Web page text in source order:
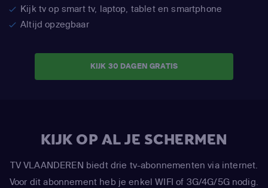
Kijk tv op smart tv, laptop, tablet en smartphone
Altijd opzegbaar
KIJK 30 DAGEN GRATIS
KIJK OP AL JE SCHERMEN
TV VLAANDEREN biedt drie tv-abonnementen via internet.
Voor dit abonnement heb je enkel WIFI of 3G/4G/5G nodig.